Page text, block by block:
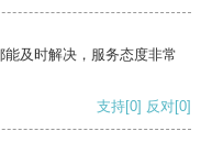
及时解决，服务态度非常
支持[0] 反对[0]